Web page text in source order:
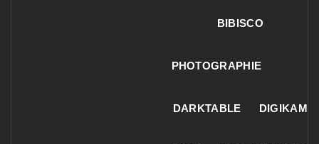
BIBISCO
PHOTOGRAPHIE
DARKTABLE DIGIKAM